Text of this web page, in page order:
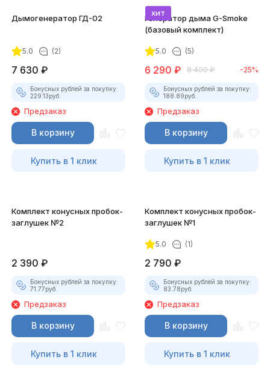
Дымогенератор ГД-02
5.0 (2)
7 630 ₽
Бонусных рублей за покупку:
229.13руб.
Предзаказ
В корзину
Купить в 1 клик
хит
Генератор дыма G-Smoke
(базовый комплект)
5.0 (5)
6 290 ₽ 8 400 ₽ -25%
Бонусных рублей за покупку:
188.89руб.
Предзаказ
В корзину
Купить в 1 клик
Комплект конусных пробок-
заглушек №2
2 390 ₽
Бонусных рублей за покупку:
71.77руб.
Предзаказ
В корзину
Купить в 1 клик
Комплект конусных пробок-
заглушек №1
5.0 (1)
2 790 ₽
Бонусных рублей за покупку:
83.78руб.
Предзаказ
В корзину
Купить в 1 клик